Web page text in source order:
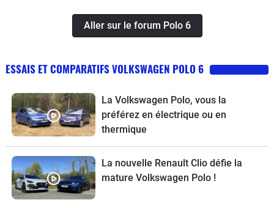
Aller sur le forum Polo 6
ESSAIS ET COMPARATIFS VOLKSWAGEN POLO 6
La Volkswagen Polo, vous la
préférez en électrique ou en
thermique
La nouvelle Renault Clio défie la
mature Volkswagen Polo !